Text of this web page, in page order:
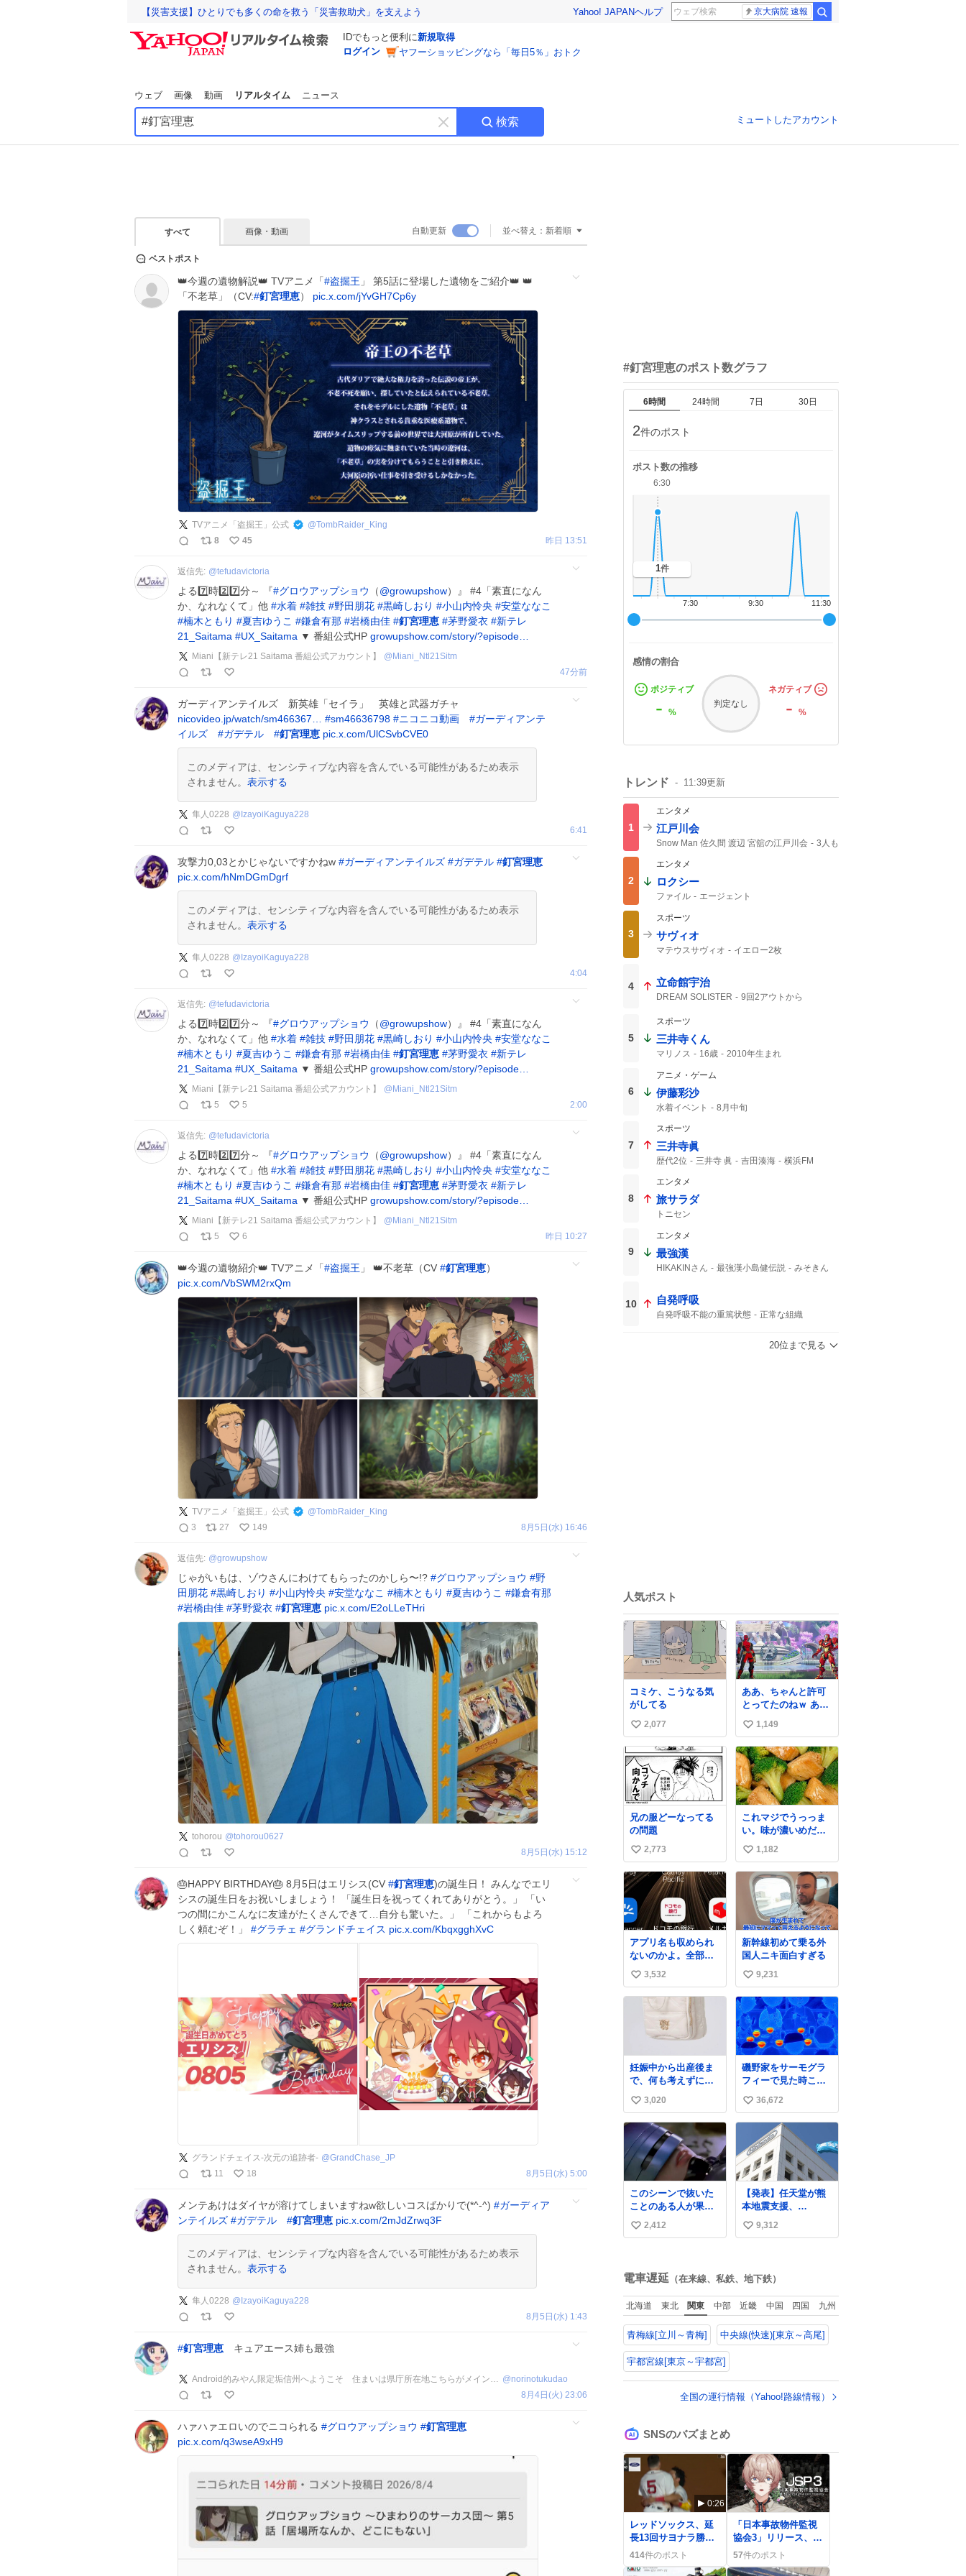
【災害支援】ひとりでも多くの命を救う「災害救助犬」を支えよう Yahoo! JAPANヘルプ 京大病院 速報
IDでもっと便利に新規取得
ログイン
ヤフーショッピングなら「毎日5％」おトク
ウェブ 画像 動画 リアルタイム ニュース
キ
ー
す
検索 ミュートしたアカウント
すべて 画像・動画 自動更新 並べ替え： 新着順
ベストポスト
👑今週の遺物解説👑 TVアニメ「 #盗掘王 」 第5話に登場した遺物をご紹介👑 👑
「不老草」（CV:#釘宮理恵） pic.x.com/jYvGH7Cp6y
TVアニメ「盗掘王」公式 @TombRaider_King
8
45 昨日 13:51
返信先: @tefudavictoria
よる7️⃣時2️⃣7️⃣分～ 『#グロウアップショウ （@growupshow）』 #4「素直になん
か、なれなくて」他 #水着 #雑技 #野田朋花 #黒崎しおり #小山内怜央 #安堂ななこ
#楠木ともり #夏吉ゆうこ #鎌倉有那 #岩橋由佳 #釘宮理恵 #茅野愛衣 #新テレ
21_Saitama #UX_Saitama ▼ 番組公式HP growupshow.com/story/?episode…
Miani【新テレ21 Saitama 番組公式アカウント】 @ Miani_Ntl21Sitm
47分前
ガーディアンテイルズ 新英雄「セイラ」 英雄と武器ガチャ
nicovideo.jp/watch/sm466367…
#sm46636798 #ニコニコ動画 #ガーディアンテ
イルズ
#ガデテル #釘宮理恵 pic.x.com/UlCSvbCVE0
このメディアは、センシティブな内容を含んでいる可能性があるため表示
されません。 表示する
隼人0228 @ IzayoiKaguya228
6:41
攻撃力0,03とかじゃないですかねw #ガーディアンテイルズ #ガデテル #釘宮理恵
pic.x.com/hNmDGmDgrf
このメディアは、センシティブな内容を含んでいる可能性があるため表示
されません。 表示する
隼人0228 @ IzayoiKaguya228
4:04
返信先: @tefudavictoria
よる7️⃣時2️⃣7️⃣分～ 『#グロウアップショウ （@growupshow）』 #4「素直になん
か、なれなくて」他 #水着 #雑技 #野田朋花 #黒崎しおり #小山内怜央 #安堂ななこ
#楠木ともり #夏吉ゆうこ #鎌倉有那 #岩橋由佳 #釘宮理恵 #茅野愛衣 #新テレ
21_Saitama #UX_Saitama ▼ 番組公式HP growupshow.com/story/?episode…
Miani【新テレ21 Saitama 番組公式アカウント】 @ Miani_Ntl21Sitm
5
5 2:00
返信先: @tefudavictoria
よる7️⃣時2️⃣7️⃣分～ 『#グロウアップショウ （@growupshow）』 #4「素直になん
か、なれなくて」他 #水着 #雑技 #野田朋花 #黒崎しおり #小山内怜央 #安堂ななこ
#楠木ともり #夏吉ゆうこ #鎌倉有那 #岩橋由佳 #釘宮理恵 #茅野愛衣 #新テレ
21_Saitama #UX_Saitama ▼ 番組公式HP growupshow.com/story/?episode…
Miani【新テレ21 Saitama 番組公式アカウント】 @ Miani_Ntl21Sitm
5
6 昨日 10:27
👑今週の遺物紹介👑 TVアニメ「 #盗掘王 」 👑不老草（CV #釘宮理恵）
pic.x.com/VbSWM2rxQm
TVアニメ「盗掘王」公式 @TombRaider_King
3
27 149 8月5日(水) 16:46
返信先: @growupshow
じゃがいもは、ゾウさんにわけてもらったのかしら〜!? #グロウアップショウ #野
田朋花 #黒崎しおり #小山内怜央 #安堂ななこ #楠木ともり #夏吉ゆうこ #鎌倉有那
#岩橋由佳 #茅野愛衣 #釘宮理恵 pic.x.com/E2oLLeTHri
tohorou @tohorou0627
8月5日(水) 15:12
🎂HAPPY BIRTHDAY🎂 8月5日はエリシス(CV #釘宮理恵)の誕生日！ みんなでエリ
シスの誕生日をお祝いしましょう！ 「誕生日を祝ってくれてありがとう。」 「い
つの間にかこんなに友達がたくさんできて…自分も驚いた。」 「これからもよろ
しく頼むぞ！」 #グラチェ #グランドチェイス pic.x.com/KbqxgghXvC
グランドチェイス-次元の追跡者- @GrandChase_JP
11
18 8月5日(水) 5:00
メンテあけはダイヤが溶けてしまいますねw欲しいコスばかりで(*^-^) #ガーディア
ンテイルズ #ガデテル #釘宮理恵 pic.x.com/2mJdZrwq3F
このメディアは、センシティブな内容を含んでいる可能性があるため表示
されません。 表示する
隼人0228 @ IzayoiKaguya228
8月5日(水) 1:43
#釘宮理恵 キュアエース姉も最強
Android的みやん限定垢信州へようこそ 住まいは県庁所在地こちらがメインツイート本垢より書いてる @norinotukudao
8月4日(火) 23:06
ハァハァエロいのでニコられる #グロウアップショウ #釘宮理恵
pic.x.com/q3wseA9xH9
#釘宮理恵のポスト数グラフ
6時間 24時間 7日 30日
2件のポスト
ポスト数の推移
11:30
9:30
7:30
6:30
1件
感情の割合
ポジティブ
- %
判定なし
ネガティブ
-%
トレンド 11:39更新
1
エンタメ
江戸川会
Snow Man 佐久間 渡辺 宮舘の江戸川会
3人も
2
エンタメ
ロクシー
ファイル エージェント
3
スポーツ
サヴィオ
マテウスサヴィオ
イエロー2枚
4 立命館宇治
DREAM SOLISTER
9回2アウトから
2アウトから
ユーフォニアム
2アウト
5
スポーツ
三井寺くん
マリノス 16歳 2010年生まれ
6
アニメ・ゲーム
伊藤彩沙
水着イベント 8月中旬
7
スポーツ
三井寺眞
歴代2位 三井寺 眞 吉田湊海
横浜FM
史上最年少
8
エンタメ
旅サラダ
トニセン
9
エンタメ
最強漢
HIKAKINさん 最強漢小島健伝説
みそきん
10 自発呼吸
自発呼吸不能の重篤状態
正常な組織
重篤な
死ぬより
20位まで見る
人気ポスト
コミケ、こうなる気
がしてる
い
い
ね
数
2,077
ああ、ちゃんと許可
とってたのねｗ あ
と、マジで『そして
時は動き出す』って
言ってて草オブ草
い
い
ね
数
1,149
兄の服どーなってる
の問題
い
い
ね
数
2,773
これマジでうっっま
い。味が濃いめだか
ら満足感エグいし1週
間で3キロ痩せた😭
い
い
ね
数
1,182
アプリ名も収められ
ないのかよ。全部ダ
サくて本当に凄い。
https://t.co/LemyLG
yVkR
い
い
3,532
新幹線初めて乗る外
国人ニキ面白すぎる
い
い
ね
数
9,231
妊娠中から出産後ま
で、何も考えずにサ
ッと持って行けるよ
うなショルダーバッ
グが欲しいな〜と思
っていたのだけど
snidelでめちゃくち
ゃピッタリなものを
見つけたので買っ
た！✨ スマホと小物
とペットボトルが入
るの最高すぎる🥹 し
かもスマホ入れ独立
してるしファスナー
い
い
ね
数
3,020
磯野家をサーモグラ
フィーで見た時これ
だったら怖い
い
い
数
36,672
このシーンで抜いた
ことのある人が果た
して世にどれほどい
ることか このアカウ
プ2についてこれから
もぜひ語り合ってい
きたい
い
数
2,412
【発表】任天堂が熊
本地震支援、
「Switch 2」など無
償修理へ 保証切れで
堂が令和8年熊本地震
の被災者支援とし
て、災害救助法適用
地域からの同社製品
の修理について、27
年2月1日まで無償で
Con」などが対象。
い
数
9,312
電車遅延 （在来線、私鉄、地下鉄）
北海道 東北 関東 中部 近畿 中国 四国 九州
青梅線[立川～青梅] 中央線(快速)[東京～高尾]
宇都宮線[東京～宇都宮]
全国の運行情報（Yahoo!路線情報）
SNSのバズまとめ
0:26
レッドソックス、延
長13回サヨナラ勝利
で8連勝続く 「すご
い」熱狂の声が広が
414件のポスト
「日本事故物件監視
協会3」リリース、配
信開始で「やりま
す…」と期待の声が
57件のポスト